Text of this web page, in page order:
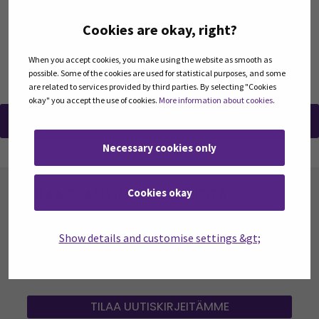
Cookies are okay, right?
When you accept cookies, you make using the website as smooth as
possible. Some of the cookies are used for statistical purposes, and some
are related to services provided by third parties. By selecting "Cookies
okay" you accept the use of cookies. More information about cookies.
Necessary cookies only
Cookies okay
Show details and customise settings &gt;
TILAA SEAMKIN UUTISKIRJEITÄ
ajankohtaisista koulutuksista, tapahtumista sekä
TILAA UUTISKIRJEITÄMME